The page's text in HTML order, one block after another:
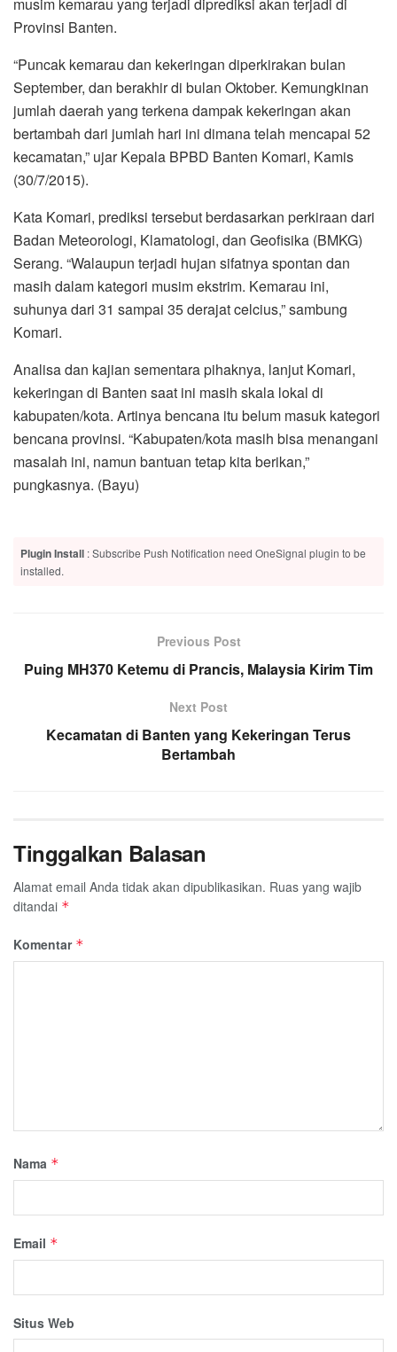
musim kemarau yang terjadi diprediksi akan terjadi di
Provinsi Banten.
“Puncak kemarau dan kekeringan diperkirakan bulan
September, dan berakhir di bulan Oktober. Kemungkinan
jumlah daerah yang terkena dampak kekeringan akan
bertambah dari jumlah hari ini dimana telah mencapai 52
kecamatan,” ujar Kepala BPBD Banten Komari, Kamis
(30/7/2015).
Kata Komari, prediksi tersebut berdasarkan perkiraan dari
Badan Meteorologi, Klamatologi, dan Geofisika (BMKG)
Serang. “Walaupun terjadi hujan sifatnya spontan dan
masih dalam kategori musim ekstrim. Kemarau ini,
suhunya dari 31 sampai 35 derajat celcius,” sambung
Komari.
Analisa dan kajian sementara pihaknya, lanjut Komari,
kekeringan di Banten saat ini masih skala lokal di
kabupaten/kota. Artinya bencana itu belum masuk kategori
bencana provinsi. “Kabupaten/kota masih bisa menangani
masalah ini, namun bantuan tetap kita berikan,”
pungkasnya. (Bayu)
Plugin Install : Subscribe Push Notification need OneSignal plugin to be
installed.
Previous Post
Puing MH370 Ketemu di Prancis, Malaysia Kirim Tim
Next Post
Kecamatan di Banten yang Kekeringan Terus
Bertambah
Tinggalkan Balasan
Alamat email Anda tidak akan dipublikasikan. Ruas yang wajib
ditandai *
Komentar *
Nama *
Email *
Situs Web